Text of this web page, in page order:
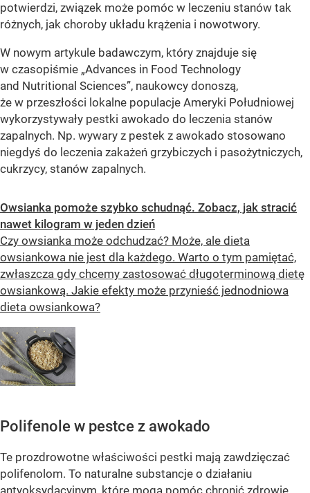
potwierdzi, związek może pomóc w leczeniu stanów tak
różnych, jak choroby układu krążenia i nowotwory.
W nowym artykule badawczym, który znajduje się
w czasopiśmie „Advances in Food Technology
and Nutritional Sciences”, naukowcy donoszą,
że w przeszłości lokalne populacje Ameryki Południowej
wykorzystywały pestki awokado do leczenia stanów
zapalnych. Np. wywary z pestek z awokado stosowano
niegdyś do leczenia zakażeń grzybiczych i pasożytniczych,
cukrzycy, stanów zapalnych.
Owsianka pomoże szybko schudnąć. Zobacz, jak stracić
nawet kilogram w jeden dzień
Czy owsianka może odchudzać? Może, ale dieta
owsiankowa nie jest dla każdego. Warto o tym pamiętać,
zwłaszcza gdy chcemy zastosować długoterminową dietę
owsiankową. Jakie efekty może przynieść jednodniowa
dieta owsiankowa?
Polifenole w pestce z awokado
Te prozdrowotne właściwości pestki mają zawdzięczać
polifenolom. To naturalne substancje o działaniu
antyoksydacyjnym, które mogą pomóc chronić zdrowie